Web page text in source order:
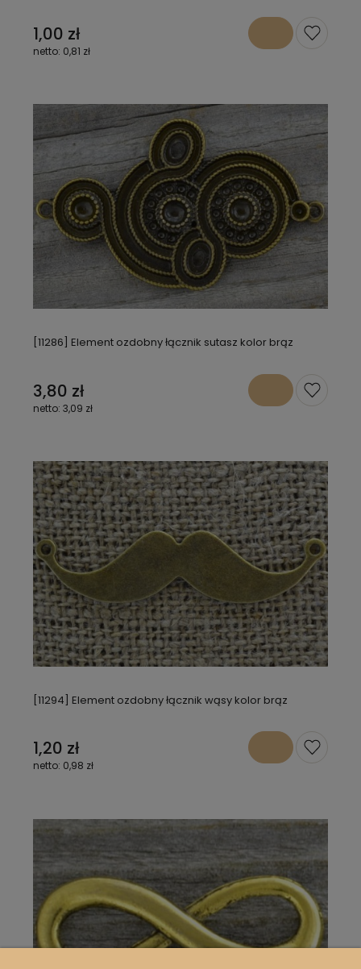
1,00 zł
0,81 zł
[11286] Element ozdobny łącznik sutasz kolor brąz
3,80 zł
3,09 zł
[11294] Element ozdobny łącznik wąsy kolor brąz
1,20 zł
0,98 zł